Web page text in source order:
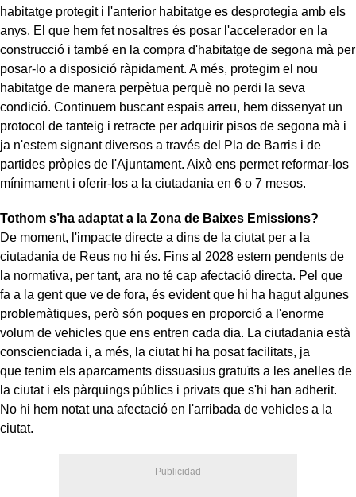
habitatge protegit i l'anterior habitatge es desprotegia amb els
anys. El que hem fet nosaltres és posar l'accelerador en la
construcció i també en la compra d'habitatge de segona mà per
posar-lo a disposició ràpidament. A més, protegim el nou
habitatge de manera perpètua perquè no perdi la seva
condició. Continuem buscant espais arreu, hem dissenyat un
protocol de tanteig i retracte per adquirir pisos de segona mà i
ja n'estem signant diversos a través del Pla de Barris i de
partides pròpies de l'Ajuntament. Això ens permet reformar-los
mínimament i oferir-los a la ciutadania en 6 o 7 mesos.
Tothom s’ha adaptat a la Zona de Baixes Emissions?
De moment, l'impacte directe a dins de la ciutat per a la
ciutadania de Reus no hi és. Fins al 2028 estem pendents de
la normativa, per tant, ara no té cap afectació directa. Pel que
fa a la gent que ve de fora, és evident que hi ha hagut algunes
problemàtiques, però són poques en proporció a l'enorme
volum de vehicles que ens entren cada dia. La ciutadania està
conscienciada i, a més, la ciutat hi ha posat facilitats, ja
que tenim els aparcaments dissuasius gratuïts a les anelles de
la ciutat i els pàrquings públics i privats que s'hi han adherit.
No hi hem notat una afectació en l'arribada de vehicles a la
ciutat.